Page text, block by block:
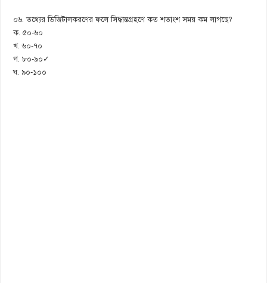
০৬. তথ্যের ডিজিটালকরণের ফলে সিদ্ধান্তগ্রহণে কত শতাংশ সময় কম লাগছে?
ক. ৫০-৬০
খ. ৬০-৭০
গ. ৮০-৯০✓
ঘ. ৯০-১০০